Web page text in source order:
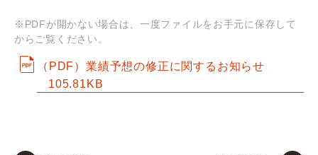
Q&A
お問い合わせ
※PDFが開かない場合は、一度ファイルをお手元に保存して
からご覧ください。
（PDF）業績予想の修正に関するお知らせ
105.81KB